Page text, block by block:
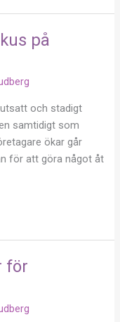
på
och stadigt
samtidigt som
ökar går
för att göra något åt
för